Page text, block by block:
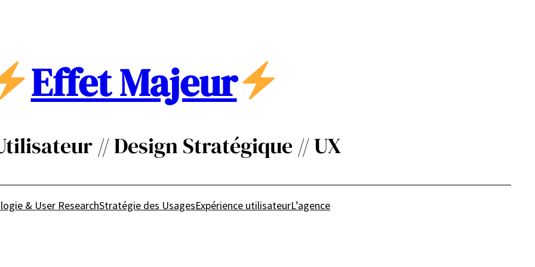
Effet Majeur
// Design Stratégique // UX
& User ResearchStratégie des UsagesExpérience utilisateurL’agence